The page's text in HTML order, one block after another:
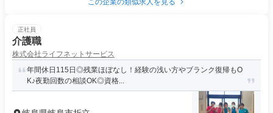
この企業の類似求人を見る
正社員
介護職
株式会社ライフネットサービス
年間休日115日◎残業ほぼなし！経験の浅い方やブランク復帰もO
K♪夜勤回数の相談OK◎資格...